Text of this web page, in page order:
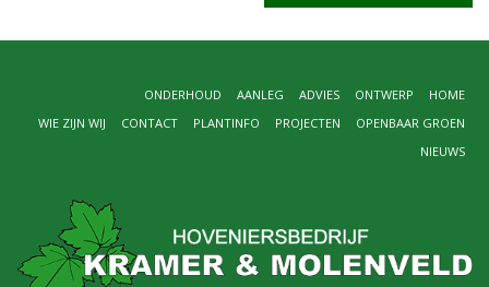
HOME
ONTWERP
ADVIES
AANLEG
ONDERHOUD
OPENBAAR GROEN
PROJECTEN
PLANTINFO
CONTACT
WIE ZIJN WIJ
NIEUWS